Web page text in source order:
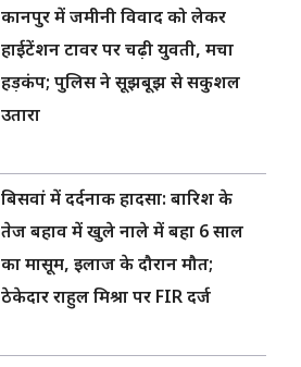
कानपुर में जमीनी विवाद को लेकर
हाईटेंशन टावर पर चढ़ी युवती, मचा
हड़कंप; पुलिस ने सूझबूझ से सकुशल
उतारा
बिसवां में दर्दनाक हादसा: बारिश के
तेज बहाव में खुले नाले में बहा 6 साल
का मासूम, इलाज के दौरान मौत;
ठेकेदार राहुल मिश्रा पर FIR दर्ज